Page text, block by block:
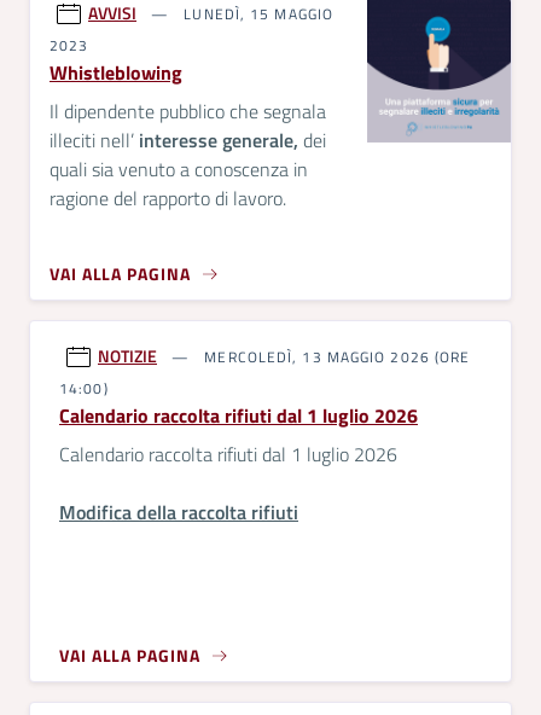
AVVISI
LUNEDÌ, 15 MAGGIO
2023
Whistleblowing
Il dipendente pubblico che segnala
illeciti nell’ interesse generale, dei
quali sia venuto a conoscenza in
ragione del rapporto di lavoro.
VAI ALLA PAGINA
NOTIZIE
MERCOLEDÌ, 13 MAGGIO 2026 (ORE
14:00)
Calendario raccolta rifiuti dal 1 luglio 2026
Calendario raccolta rifiuti dal 1 luglio 2026
Modifica della raccolta rifiuti
VAI ALLA PAGINA